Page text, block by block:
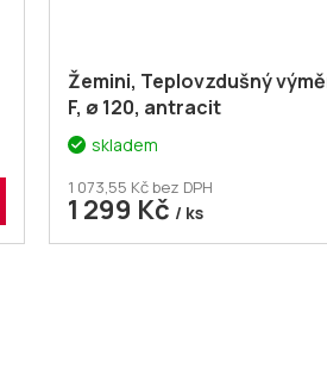
Žemini, Teplovzdušný
F, ø 120, antracit
skladem
1 073,55 Kč bez DPH
1 299 Kč / ks